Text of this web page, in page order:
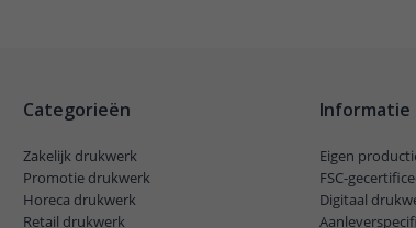
Categorieën
Zakelijk drukwerk
Promotie drukwerk
Horeca drukwerk
Retail drukwerk
Informatie
Eigen
FSC-
Digitaal